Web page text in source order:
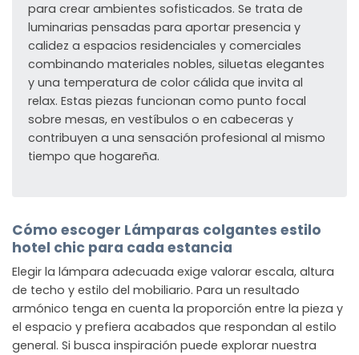
para crear ambientes sofisticados. Se trata de
luminarias pensadas para aportar presencia y
calidez a espacios residenciales y comerciales
combinando materiales nobles, siluetas elegantes
y una temperatura de color cálida que invita al
relax. Estas piezas funcionan como punto focal
sobre mesas, en vestíbulos o en cabeceras y
contribuyen a una sensación profesional al mismo
tiempo que hogareña.
Cómo escoger Lámparas colgantes estilo
hotel chic para cada estancia
Elegir la lámpara adecuada exige valorar escala, altura
de techo y estilo del mobiliario. Para un resultado
armónico tenga en cuenta la proporción entre la pieza y
el espacio y prefiera acabados que respondan al estilo
general. Si busca inspiración puede explorar nuestra